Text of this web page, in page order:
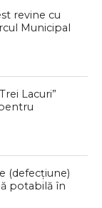
revine cu
Municipal
Lacuri”
(defecțiune)
potabilă în